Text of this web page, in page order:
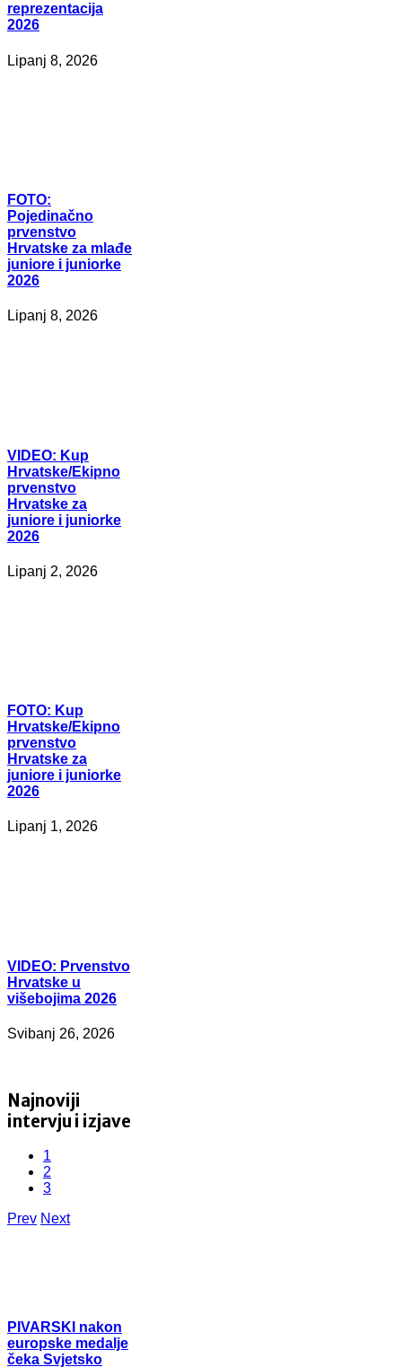
reprezentacija
2026
Lipanj 8, 2026
FOTO:
Pojedinačno
prvenstvo
Hrvatske za mlađe
juniore i juniorke
2026
Lipanj 8, 2026
VIDEO: Kup
Hrvatske/Ekipno
prvenstvo
Hrvatske za
juniore i juniorke
2026
Lipanj 2, 2026
FOTO: Kup
Hrvatske/Ekipno
prvenstvo
Hrvatske za
juniore i juniorke
2026
Lipanj 1, 2026
VIDEO: Prvenstvo
Hrvatske u
višebojima 2026
Svibanj 26, 2026
Najnoviji
intervju i izjave
1
2
3
Prev Next
PIVARSKI nakon
europske medalje
čeka Svjetsko